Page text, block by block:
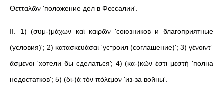
Θετταλῶν 'положение дел в Фессалии'.
II. 1) (συμ-)μάχων καὶ καιρῶν 'союзников и благоприятные
(условия)'; 2) κατασκευάσαι 'устроил (соглашение)'; 3) γένοιντ᾽
ἄσμενοι 'хотели бы сделаться'; 4) (κα-)κῶν ἐστι μεστή 'полна
недостатков'; 5) (δι-)ὰ τὸν πόλεμον 'из-за войны'.